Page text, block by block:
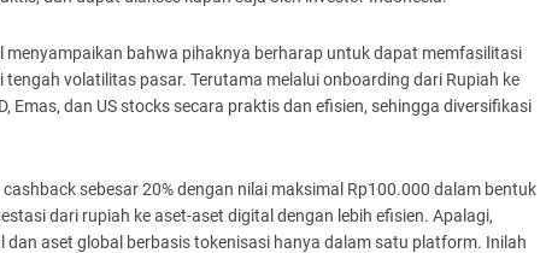
menyampaikan bahwa pihaknya berharap untuk dapat memfasilitasi
volatilitas pasar. Terutama melalui onboarding dari Rupiah ke
Emas, dan US stocks secara praktis dan efisien, sehingga diversifikasi
sebesar 20% dengan nilai maksimal Rp100.000 dalam bentuk
dari rupiah ke aset-aset digital dengan lebih efisien. Apalagi,
aset global berbasis tokenisasi hanya dalam satu platform. Inilah